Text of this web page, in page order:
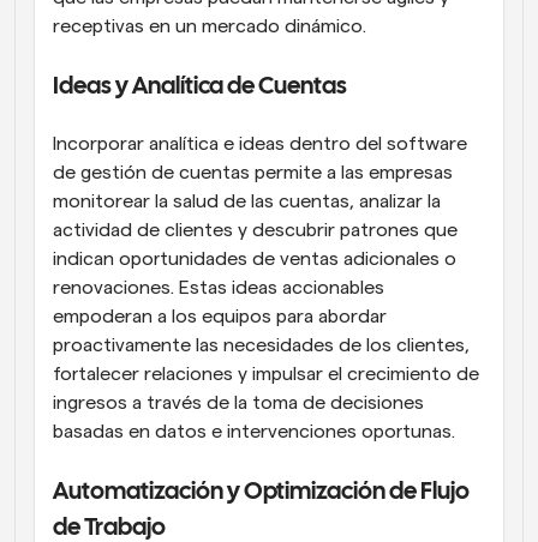
receptivas en un mercado dinámico.
Ideas y Analítica de Cuentas
Incorporar analítica e ideas dentro del software
de gestión de cuentas permite a las empresas
monitorear la salud de las cuentas, analizar la
actividad de clientes y descubrir patrones que
indican oportunidades de ventas adicionales o
renovaciones. Estas ideas accionables
empoderan a los equipos para abordar
proactivamente las necesidades de los clientes,
fortalecer relaciones y impulsar el crecimiento de
ingresos a través de la toma de decisiones
basadas en datos e intervenciones oportunas.
Automatización y Optimización de Flujo
de Trabajo